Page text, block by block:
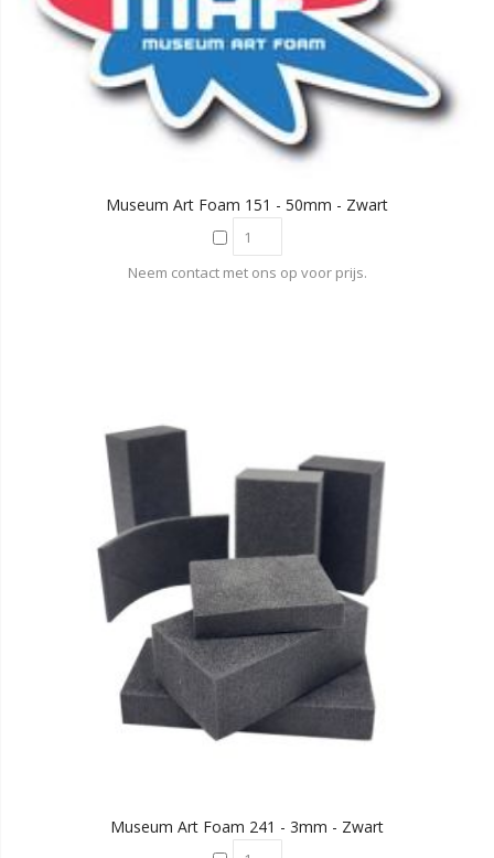
Museum Art Foam 151 - 50mm - Zwart
Neem contact met ons op voor prijs.
Museum Art Foam 241 - 3mm - Zwart